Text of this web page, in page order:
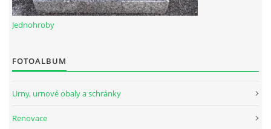
Jednohroby
FOTOALBUM
Urny, urnové obaly a schránky
Renovace